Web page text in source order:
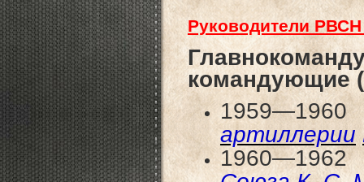
Руководители
командующие
артиллерии